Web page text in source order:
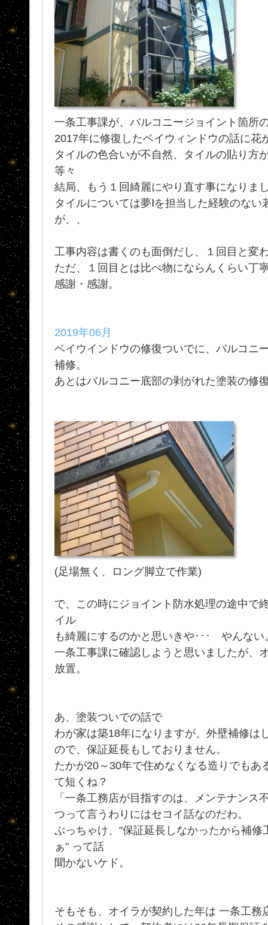
一条工事課が、バルコニージョイント箇所
2017年に修復したベイウィンドウの話に花
タイルの色合いが不自然、タイルの貼り方
等々
結局、もう１回綺麗にやり直す事になりま
タイルについては夢Ⅰを担当した経験のな
が、、
工事内容は書くのも面倒だし、１回目と変
ただ、１回目とは比べ物にならんくらい丁
感謝・感謝。
2019年06月
ベイウインドウの修復ついでに、バルコニ
補修。
あとはバルコニー底部の剥がれた塗装の修
(足場無く、ロング脚立で作業)
で、この時にジョイント防水処理の途中で
イル
も綺麗にするのかと思いきや･･･ やんない
一条工事課に確認しようと思いましたが、
放置。
あ、塗装ついでの話で
わが家は築18年になりますが、外壁補修は
ので、保証延長もしておりません。
たかが20～30年で住めなくなる造りでもあ
て短くね？
「一条工務店が目指すのは、メンテナンス
つって言うわりにはセコイ話なのだわ。
ぶっちゃけ、"保証延長しなかったから補
ぁ" って話
聞かないケド。
そもそも、オイラが契約した年は 一条工務